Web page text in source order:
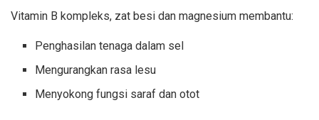
Vitamin B kompleks, zat besi dan magnesium membantu:
Penghasilan tenaga dalam sel
Mengurangkan rasa lesu
Menyokong fungsi saraf dan otot